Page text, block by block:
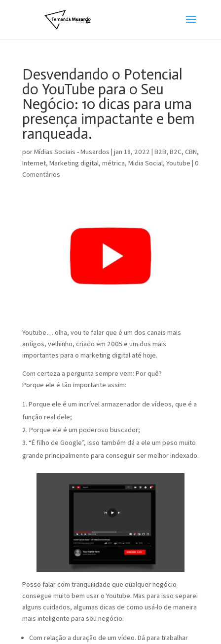
Desvendando o Potencial
do YouTube para o Seu
Negócio: 10 dicas para uma
presença impactante e bem
ranqueada.
porMídias Sociais - Musardos | jan 18, 2022 | B2B, B2C, CBN,
Internet, Marketing digital, métrica, Midia Social, Youtube | 0
Comentários
Youtube… olha, vou te falar que é um dos canais mais
antigos, velhinho, criado em 2005 e um dos mais
importantes para o marketing digital até hoje.
Com certeza a pergunta sempre vem: Por quê?
Porque ele é tão importante assim:
Porque ele é um incrível armazenador de vídeos, que é a
função real dele;
Porque ele é um poderoso buscador;
“É filho de Google”, isso também dá a ele um peso muito
grande principalmente para conseguir ser melhor indexado.
Posso falar com tranquilidade que qualquer negócio
consegue muito bem usar o Youtube. Mas para isso separei
alguns cuidados, algumas dicas de como usá-lo de maneira
mais inteligente para seu negócio:
Com relação a duração de um vídeo. Dá para trabalhar